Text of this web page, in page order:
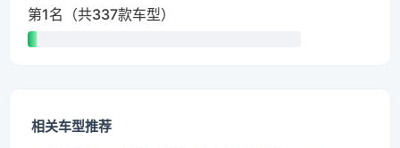
第1名（共337款车型）
相关车型推荐